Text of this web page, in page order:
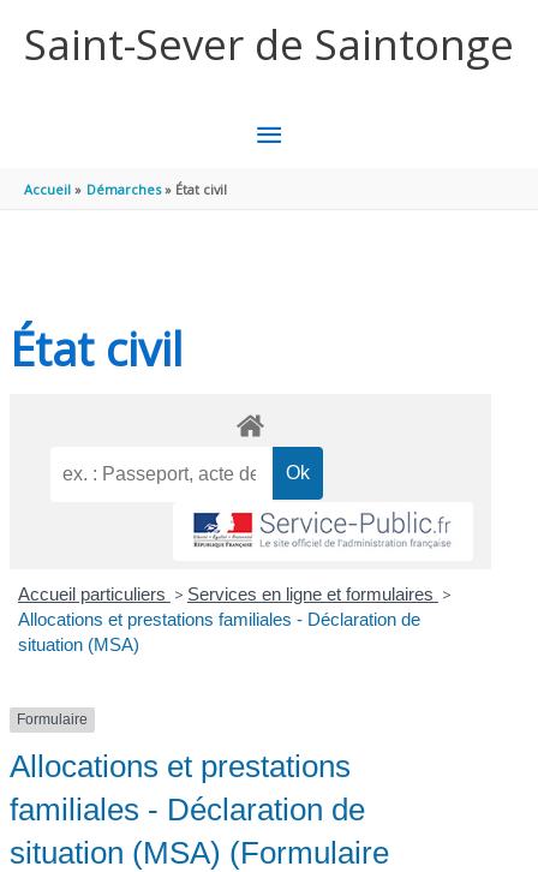
Saint-Sever de Saintonge
MENU
Accueil Démarches État civil
État civil
Accueil particuliers > Services en ligne et formulaires >
Allocations et prestations familiales - Déclaration de
situation (MSA)
Formulaire
Allocations et prestations
familiales - Déclaration de
situation (MSA) (Formulaire